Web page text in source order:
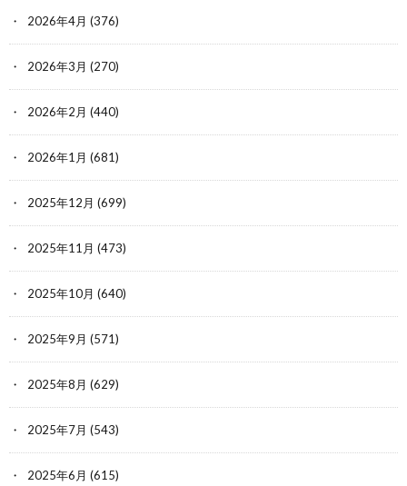
2026年4月 (376)
2026年3月 (270)
2026年2月 (440)
2026年1月 (681)
2025年12月 (699)
2025年11月 (473)
2025年10月 (640)
2025年9月 (571)
2025年8月 (629)
2025年7月 (543)
2025年6月 (615)